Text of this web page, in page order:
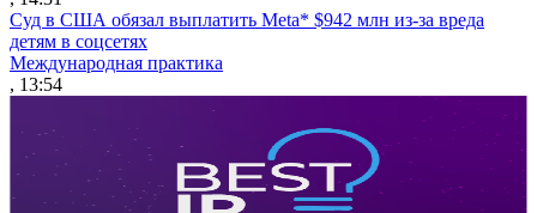
Суд в США обязал выплатить Meta* $942 млн из-за вреда
детям в соцсетях
Международная практика
, 13:54